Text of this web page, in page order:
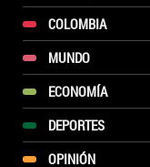
COLOMBIA
MUNDO
ECONOMÍA
DEPORTES
OPINIÓN